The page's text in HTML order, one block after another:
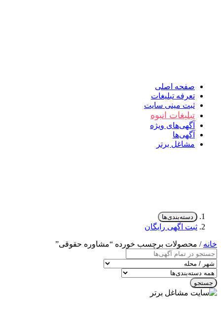
صفحه اصلی
تعرفه تبلیغات
ثبت مینی سایت
تبلیغات انبوه
آگهی‌های ویژه
آگهی‌ها
مشاغل برتر
دسته‌بندی‌ها
ثبت اگهی رایگان
خانه / محصولات برچسب خورده “مشاوره حقوقی”
جستجو